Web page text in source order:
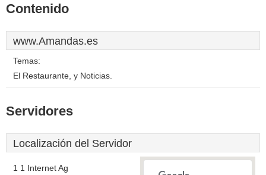
Contenido
www.Amandas.es
Temas:
El Restaurante, y Noticias.
Servidores
Localización del Servidor
1 1 Internet Ag